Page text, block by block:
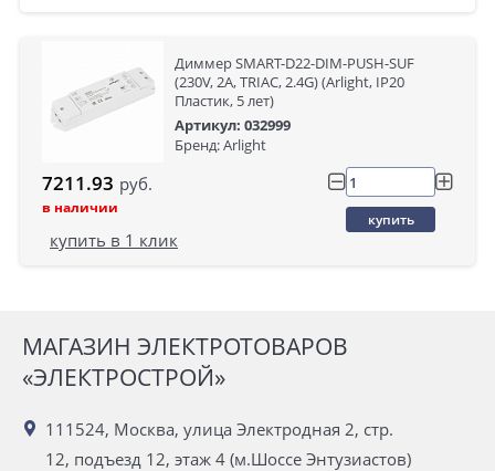
Диммер SMART-D22-DIM-PUSH-SUF
(230V, 2A, TRIAC, 2.4G) (Arlight, IP20
Пластик, 5 лет)
Артикул: 032999
Бренд: Arlight
7211.93 руб.
в наличии
купить
купить в 1 клик
МАГАЗИН ЭЛЕКТРОТОВАРОВ
«ЭЛЕКТРОСТРОЙ»
111524, Москва, улица Электродная 2, стр.
12, подъезд 12, этаж 4 (м.Шоссе Энтузиастов)